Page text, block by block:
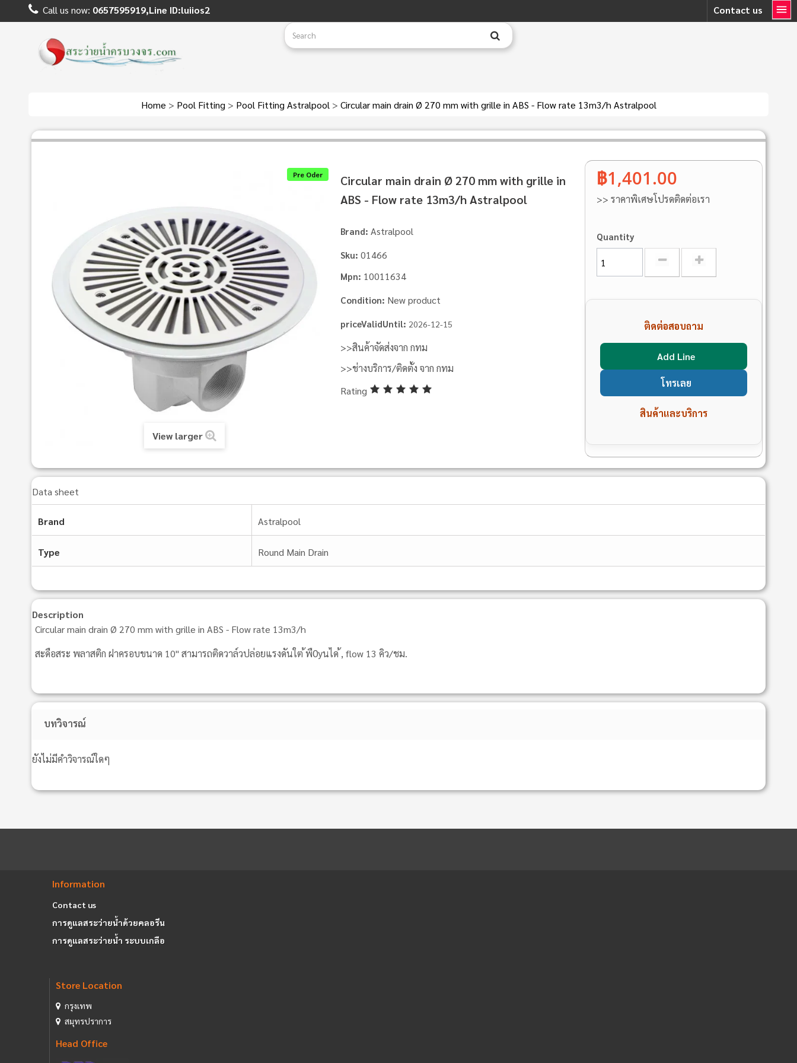
Contact us
Call us now: 0657595919,Line ID:luiios2
Home > Pool Fitting > Pool Fitting Astralpool > Circular main drain Ø 270 mm with grille in ABS - Flow rate 13m3/h Astralpool
Pre Oder
View larger
Circular main drain Ø 270 mm with grille in
ABS - Flow rate 13m3/h Astralpool
Brand: Astralpool
Sku: 01466
Mpn: 10011634
Condition: New product
priceValidUntil: 2026-12-15
>>สินค้าจัดส่งจาก กทม
>>ช่างบริการ/ติดตั้ง จาก กทม
Rating
฿1,401.00
>> ราคาพิเศษโปรดติดต่อเรา
Quantity
ติดต่อสอบถาม
Add Line
โทรเลย
สินค้าและบริการ
Data sheet
Brand Astralpool
Type Round Main Drain
Description
Circular main drain Ø 270 mm with grille in ABS - Flow rate 13m3/h
สะดือสระ พลาสติก ฝาครอบขนาด 10" สามารถติดวาล์วปล่อยแรงดันใต ้พืѸนได ้, flow 13 คิว/ชม.
บทวิจารณ์
ยังไม่มีคำวิจารณ์ใดๆ
Information
Contact us
การดูแลสระว่ายน้ำด้วยคลอรีน
การดูแลสระว่ายน้ำ ระบบเกลือ
Store Location
กรุงเทพ
สมุทรปราการ
Head Office